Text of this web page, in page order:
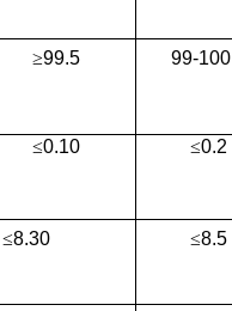
≥99.5 99-
≤0.10 ≤0.2
≤8.30 ≤8.5